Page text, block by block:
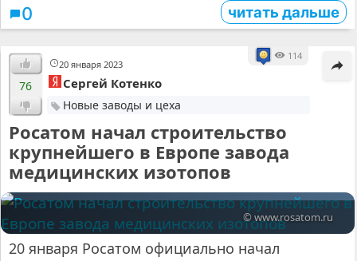
0 читать дальше
20 января 2023
114
76 Сергей Котенко
Новые заводы и цеха
Росатом начал строительство
крупнейшего в Европе завода
медицинских изотопов
© www.rosatom.ru
20 января Росатом официально начал